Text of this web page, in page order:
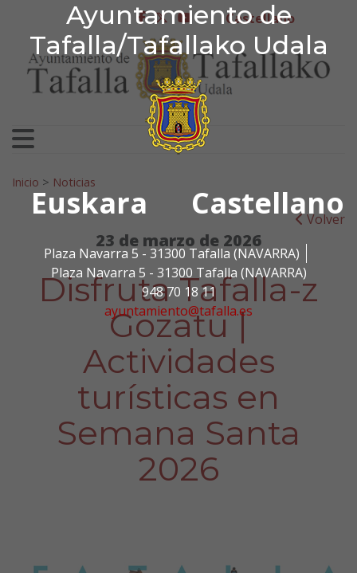
Ayuntamiento de
Tafalla/Tafallako Udala
Euskara Castellano
Plaza Navarra 5 - 31300 Tafalla (NAVARRA)
Plaza Navarra 5 - 31300 Tafalla (NAVARRA)
948 70 18 11
ayuntamiento@tafalla.es
Ir al contenido
Ayuntamiento de
facebook
twitter
youtubeCastellano
Search for:
Inicio > Noticias
Volver
23 de marzo de 2026
Disfruta Tafalla-z
Gozatu |
Actividades
turísticas en
Semana Santa
2026